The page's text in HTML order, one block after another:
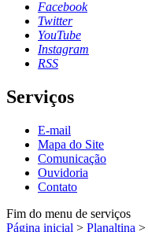
Facebook
Twitter
YouTube
Instagram
RSS
Serviços
E-mail
Mapa do Site
Comunicação
Ouvidoria
Contato
Fim do menu de serviços
Página inicial > Planaltina >